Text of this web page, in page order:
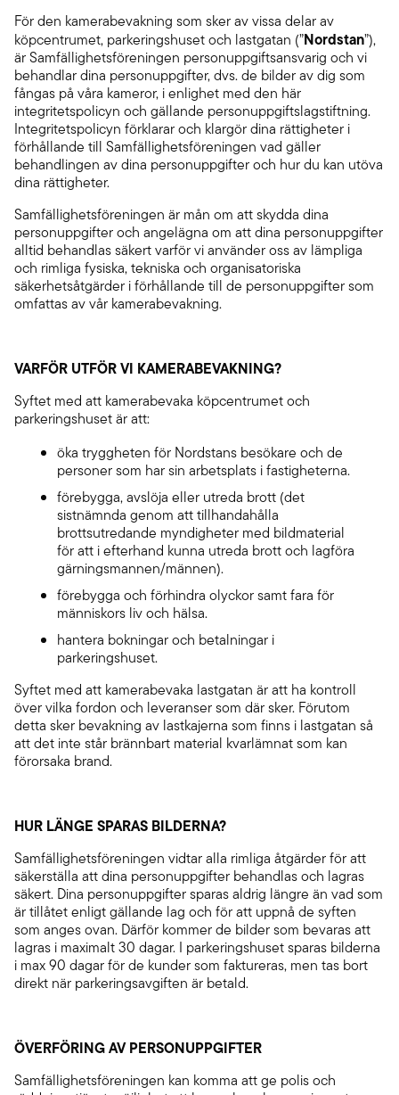
För den kamerabevakning som sker av vissa delar av
köpcentrumet, parkeringshuset och lastgatan (”Nordstan”),
är Samfällighetsföreningen personuppgiftsansvarig och vi
behandlar dina personuppgifter, dvs. de bilder av dig som
fångas på våra kameror, i enlighet med den här
integritetspolicyn och gällande personuppgiftslagstiftning.
Integritetspolicyn förklarar och klargör dina rättigheter i
förhållande till Samfällighetsföreningen vad gäller
behandlingen av dina personuppgifter och hur du kan utöva
dina rättigheter.
Samfällighetsföreningen är mån om att skydda dina
personuppgifter och angelägna om att dina personuppgifter
alltid behandlas säkert varför vi använder oss av lämpliga
och rimliga fysiska, tekniska och organisatoriska
säkerhetsåtgärder i förhållande till de personuppgifter som
omfattas av vår kamerabevakning.
VARFÖR UTFÖR VI KAMERABEVAKNING?
Syftet med att kamerabevaka köpcentrumet och
parkeringshuset är att:
öka tryggheten för Nordstans besökare och de
personer som har sin arbetsplats i fastigheterna.
förebygga, avslöja eller utreda brott (det
sistnämnda genom att tillhandahålla
brottsutredande myndigheter med bildmaterial
för att i efterhand kunna utreda brott och lagföra
gärningsmannen/männen).
förebygga och förhindra olyckor samt fara för
människors liv och hälsa.
hantera bokningar och betalningar i
parkeringshuset.
Syftet med att kamerabevaka lastgatan är att ha kontroll
över vilka fordon och leveranser som där sker. Förutom
detta sker bevakning av lastkajerna som finns i lastgatan så
att det inte står brännbart material kvarlämnat som kan
förorsaka brand.
HUR LÄNGE SPARAS BILDERNA?
Samfällighetsföreningen vidtar alla rimliga åtgärder för att
säkerställa att dina personuppgifter behandlas och lagras
säkert. Dina personuppgifter sparas aldrig längre än vad som
är tillåtet enligt gällande lag och för att uppnå de syften
som anges ovan. Därför kommer de bilder som bevaras att
lagras i maximalt 30 dagar. I parkeringshuset sparas bilderna
i max 90 dagar för de kunder som faktureras, men tas bort
direkt när parkeringsavgiften är betald.
ÖVERFÖRING AV PERSONUPPGIFTER
Samfällighetsföreningen kan komma att ge polis och